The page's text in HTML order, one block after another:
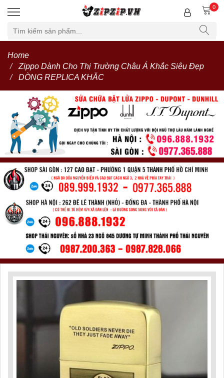
0
Home
Zippo Dành Cho Thị Trường Châu Á Khắc Siêu Đẹp
DÒNG REPLICA KHĂC